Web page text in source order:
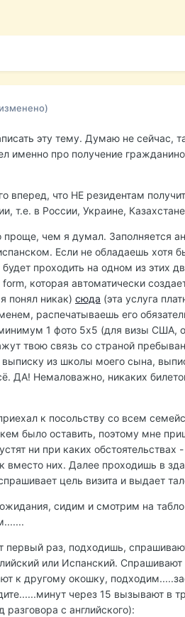
эту тему. Думаю не
именно про получение
вперед, что НЕ резидентам
т.е. в России, Украине,
проще, чем я думал. Заполняется
Если не обладаешь
проходить на одном из этих
которая автоматически
понял никак) сюда (эта услуга
распечатываешь его
1 фото 5х5 (для визы США,
твою связь со страной
из школы моего сына,
ДА! Немаловажно, никаких
к посольству со всем
было оставить, поэтому мне
ни при каких
них. Далее проходишь в
цель визита и выдает
сидим и смотрим на
первый раз, подходишь,
или Испанский.
к другому окошку,
через 15 вызывают в
с английского):